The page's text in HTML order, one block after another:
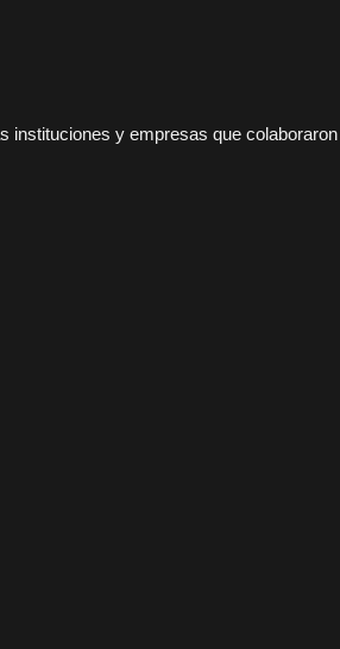
instituciones y empresas que